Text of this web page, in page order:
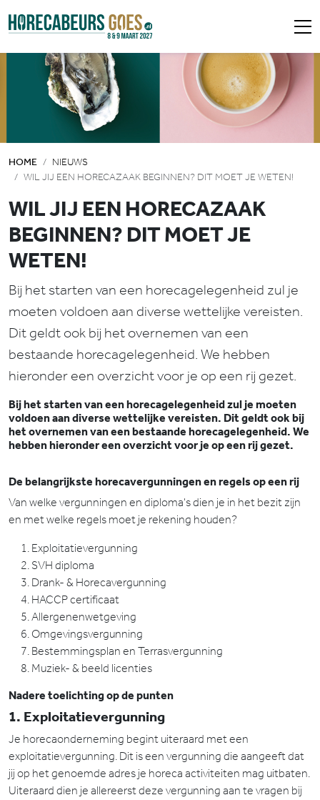
HOME
NIEUWS
WIL JIJ EEN HORECAZAAK BEGINNEN? DIT MOET JE WETEN!
WIL JIJ EEN HORECAZAAK
BEGINNEN? DIT MOET JE
WETEN!
Bij het starten van een horecagelegenheid zul je
moeten voldoen aan diverse wettelijke vereisten.
Dit geldt ook bij het overnemen van een
bestaande horecagelegenheid. We hebben
hieronder een overzicht voor je op een rij gezet.
Bij het starten van een horecagelegenheid zul je moeten
voldoen aan diverse wettelijke vereisten. Dit geldt ook bij
het overnemen van een bestaande horecagelegenheid. We
hebben hieronder een overzicht voor je op een rij gezet.
De belangrijkste horecavergunningen en regels op een rij
Van welke vergunningen en diploma's dien je in het bezit zijn
en met welke regels moet je rekening houden?
Exploitatievergunning
SVH diploma
Drank- & Horecavergunning
HACCP certificaat
Allergenenwetgeving
Omgevingsvergunning
Bestemmingsplan en Terrasvergunning
Muziek- & beeld licenties
Nadere toelichting op de punten
1. Exploitatievergunning
Je horecaonderneming begint uiteraard met een
exploitatievergunning. Dit is een vergunning die aangeeft dat
jij op het genoemde adres je horeca activiteiten mag uitbaten.
Uiteraard dien je allereerst deze vergunning aan te vragen bij